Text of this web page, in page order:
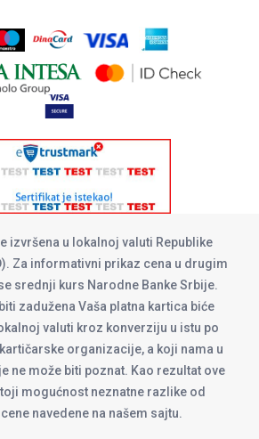
izvršena u lokalnoj valuti Republike
Za informativni prikaz cena u drugim
srednji kurs Narodne Banke Srbije.
zadužena Vaša platna kartica biće
valuti kroz konverziju u istu po
organizacije, a koji nama u
ne može biti poznat. Kao rezultat ove
mogućnost neznatne razlike od
navedene na našem sajtu.